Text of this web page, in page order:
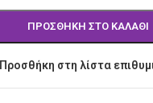
ΠΡΟΣΘΉΚΗ ΣΤΟ ΚΑΛΆΘΙ
Προσθήκη στη λίστα